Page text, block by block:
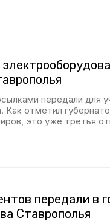
передали для
Как отметил
это уже третья
передали в
Ставрополья